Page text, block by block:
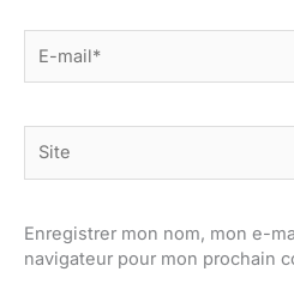
mail*
Enregistrer mon nom, mon e-
navigateur pour mon prochain